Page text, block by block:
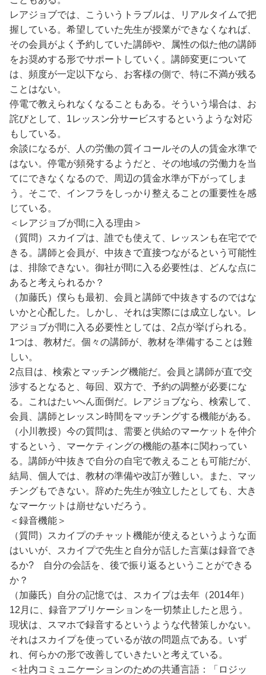
レアジョブでは、こういうトラブルは、リアルタイムで把
握している。希望していた先生が授業ができなくなれば、
その会員がよく予約していた講師や、属性の似た他の講師
をお奨めする形でサポートしていく。講師変更について
は、頻度が一定以下なら、お客様の側で、特に不満が残る
ことはない。
停電で教えられなくなることもある。そういう場合は、お
詫びとして、1レッスン分サービスするというような対応
もしている。
余談になるが、人の労働の質イコールその人の賃金水準で
はない。停電が頻発するようだと、その地域の労働力を当
てにできなくなるので、周辺の賃金水準が下がってしま
う。そこで、インフラをしっかり整えることの重要性を感
じている。
＜レアジョブが間に入る理由＞
（質問）スカイプは、誰でも使えて、レッスンも在宅でで
きる。講師と会員が、中抜きで直接つながるという可能性
は、排除できない。御社が間に入る必要性は、どんな点に
あると考えられるか？
（加藤氏）僕らも最初、会員と講師で中抜きするのではな
いかと心配した。しかし、それは実際には成立しない。レ
アジョブが間に入る必要性としては、2点が挙げられる。
1つは、教材だ。個々の講師が、教材を準備することは難
しい。
2点目は、検索とマッチング機能だ。会員と講師が直で交
渉するとなると、毎回、双方で、予約の調整が必要にな
る。これはたいへん面倒だ。レアジョブなら、検索して、
会員、講師とレッスン時間をマッチングする機能がある。
（小川教授）今の質問は、需要と供給のマーケットを仲介
するという、マーケティングの機能の基本に関わってい
る。講師が中抜きで自分の自宅で教えることも可能だが、
結局、個人では、教材の準備や改訂が難しい。また、マッ
チングもできない。辞めた先生が独立したとしても、大き
なマーケットは崩せないだろう。
＜録音機能＞
（質問）スカイプのチャット機能が使えるというような面
はいいが、スカイプで先生と自分が話した言葉は録音でき
るか? 自分の会話を、後で振り返るということができる
か？
（加藤氏）自分の記憶では、スカイプは去年（2014年）
12月に、録音アプリケーションを一切禁止したと思う。
現状は、スマホで録音するというような代替策しかない。
それはスカイプを使っているが故の問題点である。いず
れ、何らかの形で改善していきたいと考えている。
＜社内コミュニケーションのための共通言語：「ロジッ